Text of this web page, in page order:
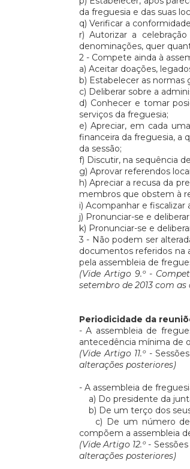
da freguesia e das suas
q) Verificar a
r) Autorizar a
denominações, quer
2 - Compete ainda à
a) Aceitar doações,
b) Estabelecer as normas
c) Deliberar sobre a
d) Conhecer e tomar
serviços da freguesia;
e) Apreciar, em cada
financeira da freguesia, a
da sessão;
f) Discutir, na sequência
g) Aprovar referendos
h) Apreciar a recusa da
membros que obstem à
i) Acompanhar e
j) Pronunciar-se e
k) Pronunciar-se e
3 - Não podem ser
documentos referidos na
pela assembleia de
(Vide Artigo 9.º -
setembro de 2013 com
Periodicidade da
- A assembleia de
antecedência mínima de
(Vide Artigo 11.º -
alterações posteriores)
- A assembleia de
a) Do presidente da
b) De um terço dos
c) De um número de
compõem a assembleia
(Vide Artigo 12.º -
alterações posteriores)